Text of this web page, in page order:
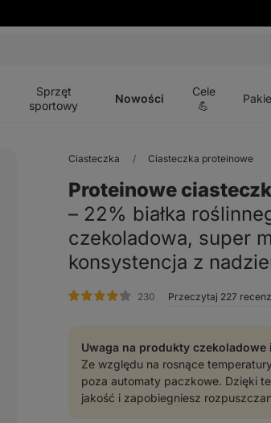
Sprzęt
sportowy
Nowości
Cele
💪
menu
Ciasteczka Ciasteczka proteinowe
Proteinowe
⁠–⁠ 22% białka
czekoladowa, super
konsystencja z
230 ocena
Przeczytaj 227
Uwaga na produkty czekoladowe
Ze względu na rosnące
poza automaty paczkowe. Dzięki
jakość i zapobiegniesz